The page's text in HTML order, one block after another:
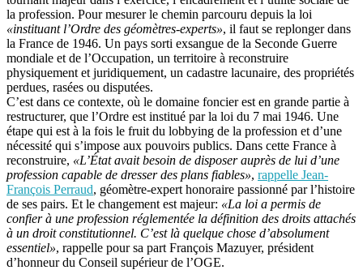
la profession. Pour mesurer le chemin parcouru depuis la loi
«instituant l’Ordre des géomètres-experts», il faut se replonger dans
la France de 1946. Un pays sorti exsangue de la Seconde Guerre
mondiale et de l’Occupation, un territoire à reconstruire
physiquement et juridiquement, un cadastre lacunaire, des propriétés
perdues, rasées ou disputées.
C’est dans ce contexte, où le domaine foncier est en grande partie à
restructurer, que l’Ordre est institué par la loi du 7 mai 1946. Une
étape qui est à la fois le fruit du lobbying de la profession et d’une
nécessité qui s’impose aux pouvoirs publics. Dans cette France à
reconstruire, «L’État avait besoin de disposer auprès de lui d’une
profession capable de dresser des plans fiables», rappelle Jean-
François Perraud, géomètre-expert honoraire passionné par l’histoire
de ses pairs. Et le changement est majeur: «La loi a permis de
confier à une profession réglementée la définition des droits attachés
à un droit constitutionnel. C’est là quelque chose d’absolument
essentiel», rappelle pour sa part François Mazuyer, président
d’honneur du Conseil supérieur de l’OGE.